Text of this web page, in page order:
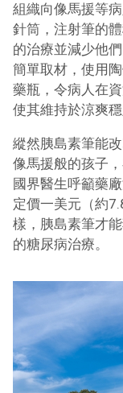
組織向像馬援等
針筒，注射筆的
的治療並減少他
簡單取材，使用
藥瓶，令病人在
使其維持於涼爽
縱然胰島素筆能
像馬援般的孩子
國界醫生呼籲藥
定價一美元（約
樣，胰島素筆才
的糖尿病治療。